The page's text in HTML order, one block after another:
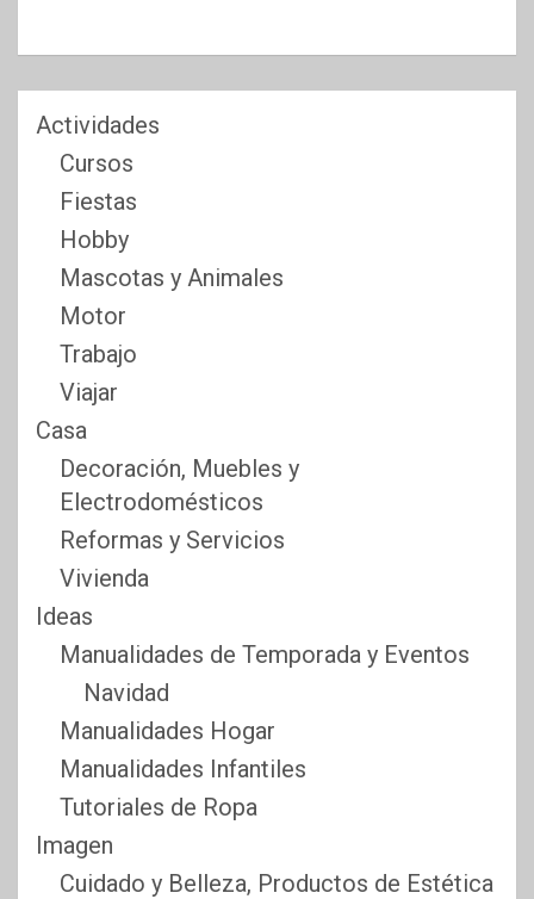
Actividades
Cursos
Fiestas
Hobby
Mascotas y Animales
Motor
Trabajo
Viajar
Casa
Decoración, Muebles y
Electrodomésticos
Reformas y Servicios
Vivienda
Ideas
Manualidades de Temporada y Eventos
Navidad
Manualidades Hogar
Manualidades Infantiles
Tutoriales de Ropa
Imagen
Cuidado y Belleza, Productos de Estética